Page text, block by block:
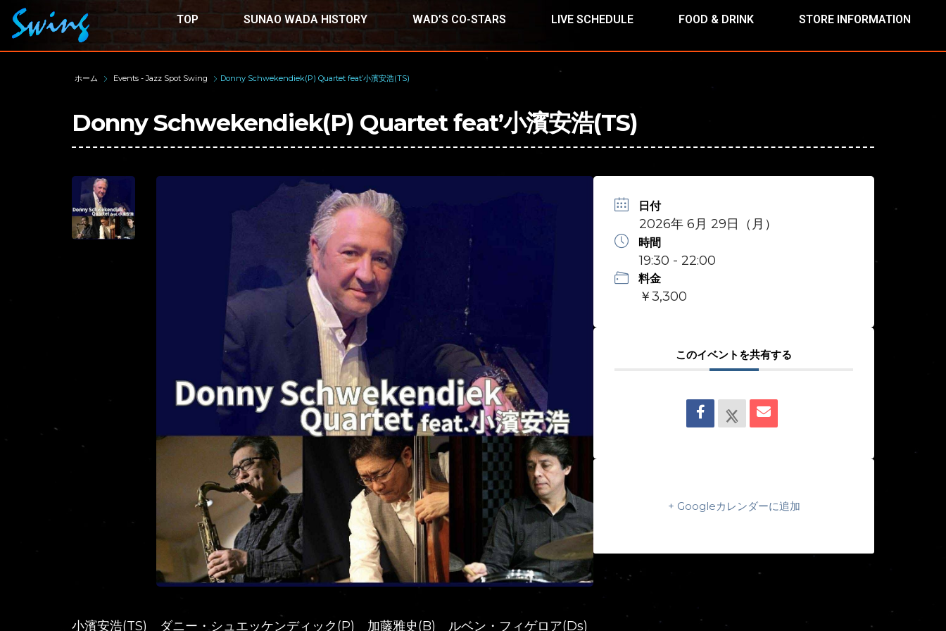
TOP SUNAO WADA HISTORY WAD’S CO-STARS LIVE SCHEDULE FOOD & DRINK STORE INFORMATION
ホーム Events - Jazz Spot Swing Donny Schwekendiek(P) Quartet feat’小濱安浩(TS)
Donny Schwekendiek(P) Quartet feat’小濱安浩(TS)
小濱安浩(TS) ダニー・シュエッケンディック(P) 加藤雅史(B) ルベン・フィゲロア(Ds)
日付
2026年 6月 29日（月）
時間
19:30 - 22:00
料金
￥3,300
このイベントを共有する
+ Googleカレンダーに追加